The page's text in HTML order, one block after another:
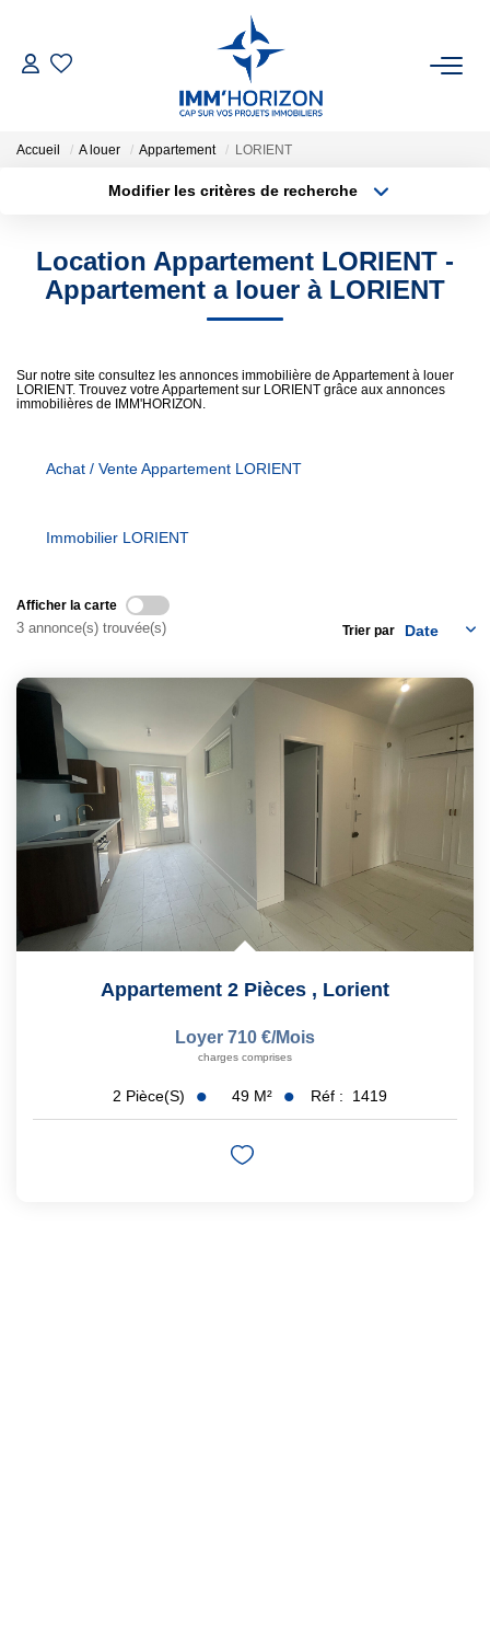
ACHETER
FAIRE GÉRER
Qui Sommes-Nous
Accueil A louer Appartement LORIENT
Modifier les critères de recherche
Sélectionnez...
Type de bien
Surface min
Créer une alerte
Location Appartement LORIENT -
Appartement a louer à LORIENT
Sur notre site consultez les annonces immobilière de Appartement à louer
LORIENT. Trouvez votre Appartement sur LORIENT grâce aux annonces
immobilières de IMM'HORIZON.
Achat / Vente Appartement LORIENT
Immobilier LORIENT
Afficher la carte
3 annonce(s) trouvée(s) Trier par
Appartement 2 Pièces , Lorient
Loyer 710 €/mois
charges comprises
2 Pièce(s) 49 M² Réf : 1419